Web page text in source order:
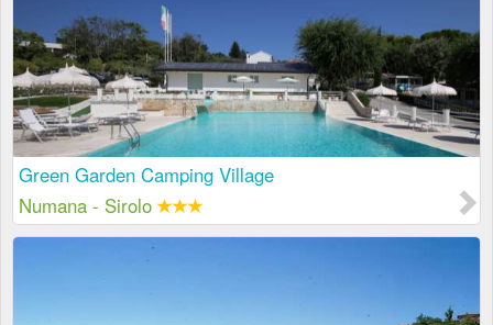
Green Garden Camping Village
Numana - Sirolo